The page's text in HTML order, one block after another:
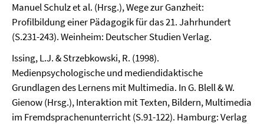
Manuel Schulz et al. (Hrsg.), Wege zur Ganzheit:
Profilbildung einer Pädagogik für das 21. Jahrhundert
(S.231-243). Weinheim: Deutscher Studien Verlag.
Issing, L.J. & Strzebkowski, R. (1998).
Medienpsychologische und mediendidaktische
Grundlagen des Lernens mit Multimedia. In G. Blell & W.
Gienow (Hrsg.), Interaktion mit Texten, Bildern, Multimedia
im Fremdsprachenunterricht (S.91-122). Hamburg: Verlag